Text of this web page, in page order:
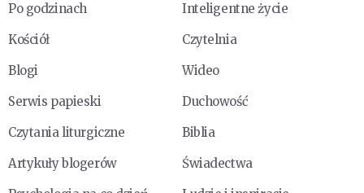
Po godzinach
Inteligentne życie
Kościół
Czytelnia
Blogi
Wideo
Serwis papieski
Duchowość
Czytania liturgiczne
Biblia
Artykuły blogerów
Świadectwa